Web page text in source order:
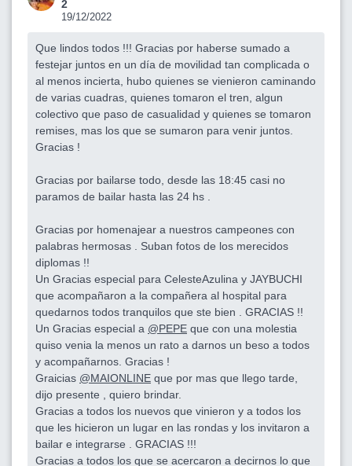
2
19/12/2022
Que lindos todos !!! Gracias por haberse sumado a
festejar juntos en un día de movilidad tan complicada o
al menos incierta, hubo quienes se vienieron caminando
de varias cuadras, quienes tomaron el tren, algun
colectivo que paso de casualidad y quienes se tomaron
remises, mas los que se sumaron para venir juntos.
Gracias !
Gracias por bailarse todo, desde las 18:45 casi no
paramos de bailar hasta las 24 hs .
Gracias por homenajear a nuestros campeones con
palabras hermosas . Suban fotos de los merecidos
diplomas !!
Un Gracias especial para CelesteAzulina y JAYBUCHI
que acompañaron a la compañera al hospital para
quedarnos todos tranquilos que ste bien . GRACIAS !!
Un Gracias especial a @PEPE que con una molestia
quiso venia la menos un rato a darnos un beso a todos
y acompañarnos. Gracias !
Graicias @MAIONLINE que por mas que llego tarde,
dijo presente , quiero brindar.
Gracias a todos los nuevos que vinieron y a todos los
que les hicieron un lugar en las rondas y los invitaron a
bailar e integrarse . GRACIAS !!!
Gracias a todos los que se acercaron a decirnos lo que